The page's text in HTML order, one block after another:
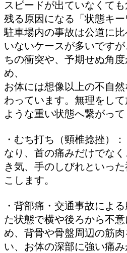
スピードが出ていなくて
残る原因になる「状態キー
駐車場内の事故は公道に
いないケースが多いです
ちの衝突や、予期せぬ角
め、
お体には想像以上の不自
わっています。無理をし
ような重い状態へ繋がって
・むち打ち（頸椎捻挫）
なり、首の痛みだけでな
き気、手のしびれといっ
こします。
・背部痛・交通事故によ
た状態で横や後ろから不
め、背骨や骨盤周辺の筋
い、お体の深部に強い痛み